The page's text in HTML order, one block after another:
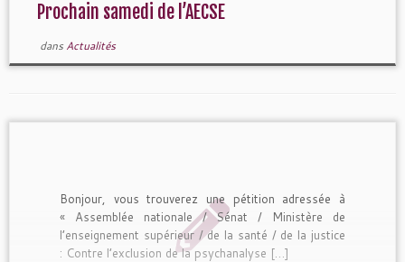
Prochain samedi de l’AECSE
dans Actualités
Bonjour, vous trouverez une pétition adressée à
« Assemblée nationale / Sénat / Ministère de
l’enseignement supérieur / de la santé / de la justice
: Contre l’exclusion de la psychanalyse […]